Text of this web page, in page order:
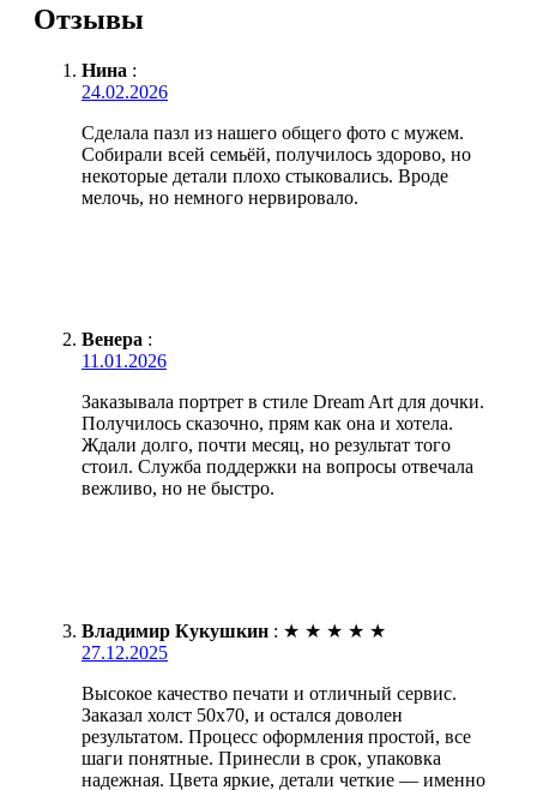
Отзывы
Нина :
24.02.2026
Сделала пазл из нашего общего фото с мужем.
Собирали всей семьёй, получилось здорово, но
некоторые детали плохо стыковались. Вроде
мелочь, но немного нервировало.
Венера :
11.01.2026
Заказывала портрет в стиле Dream Art для дочки.
Получилось сказочно, прям как она и хотела.
Ждали долго, почти месяц, но результат того
стоил. Служба поддержки на вопросы отвечала
вежливо, но не быстро.
Владимир Кукушкин : ★ ★ ★ ★ ★
27.12.2025
Высокое качество печати и отличный сервис.
Заказал холст 50х70, и остался доволен
результатом. Процесс оформления простой, все
шаги понятные. Принесли в срок, упаковка
надежная. Цвета яркие, детали четкие — именно